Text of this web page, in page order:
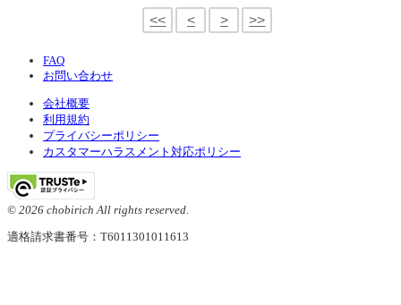
<< < > >>
FAQ
お問い合わせ
会社概要
利用規約
プライバシーポリシー
カスタマーハラスメント対応ポリシー
© 2026 chobirich All rights reserved.
適格請求書番号：T6011301011613